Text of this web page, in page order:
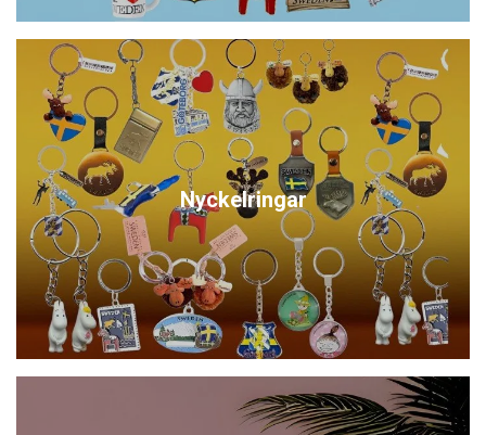
Nyckelringar